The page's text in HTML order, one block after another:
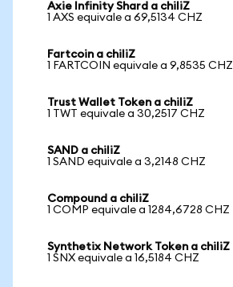
Axie Infinity Shard a chiliZ
1 AXS equivale a 69,5134 CHZ
Fartcoin a chiliZ
1 FARTCOIN equivale a 9,8535 CHZ
Trust Wallet Token a chiliZ
1 TWT equivale a 30,2517 CHZ
SAND a chiliZ
1 SAND equivale a 3,2148 CHZ
Compound a chiliZ
1 COMP equivale a 1284,6728 CHZ
Synthetix Network Token a chiliZ
1 SNX equivale a 16,5184 CHZ